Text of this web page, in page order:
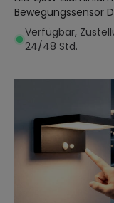
Bewegungssensor
Verfügbar,
24/48 Std.